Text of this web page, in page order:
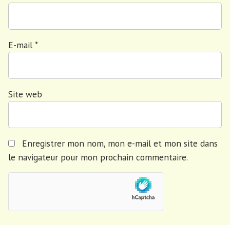
E-mail *
Site web
Enregistrer mon nom, mon e-mail et mon site dans
le navigateur pour mon prochain commentaire.